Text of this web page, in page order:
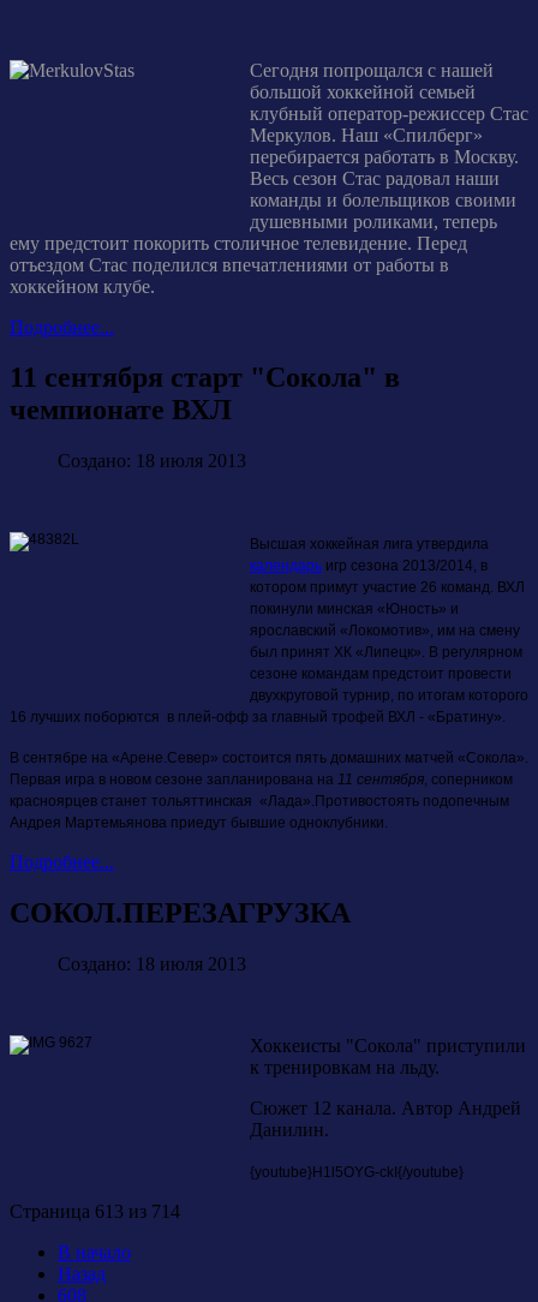
Сегодня попрощался с нашей
большой хоккейной семьей
клубный оператор-режиссер Стас
Меркулов. Наш «Спилберг»
перебирается работать в Москву.
Весь сезон Стас радовал наши
команды и болельщиков своими
душевными роликами, теперь
ему предстоит покорить столичное телевидение. Перед
отъездом Стас поделился впечатлениями от работы в
хоккейном клубе.
Подробнее...
11 сентября старт "Сокола" в
чемпионате ВХЛ
Создано: 18 июля 2013
Высшая хоккейная лига утвердила
календарь игр сезона 2013/2014, в
котором примут участие 26 команд. ВХЛ
покинули минская «Юность» и
ярославский «Локомотив», им на смену
был принят ХК «Липецк». В регулярном
сезоне командам предстоит провести
двухкруговой турнир, по итогам которого
16 лучших поборются в плей-офф за главный трофей ВХЛ - «Братину».
В сентябре на «Арене.Север» состоится пять домашних матчей «Сокола».
Первая игра в новом сезоне запланирована на 11 сентября, соперником
красноярцев станет тольяттинская «Лада». Противостоять подопечным
Андрея Мартемьянова приедут бывшие одноклубники.
Подробнее...
СОКОЛ.ПЕРЕЗАГРУЗКА
Создано: 18 июля 2013
Хоккеисты "Сокола" приступили
к тренировкам на льду.
Сюжет 12 канала. Автор Андрей
Данилин.
{youtube}H1l5OYG-ckI {/youtube}
Страница 613 из 714
В начало
Назад
608